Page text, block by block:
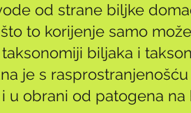
od strane biljke
to korijenje samo
biljaka i
je s
u obrani od patogena na